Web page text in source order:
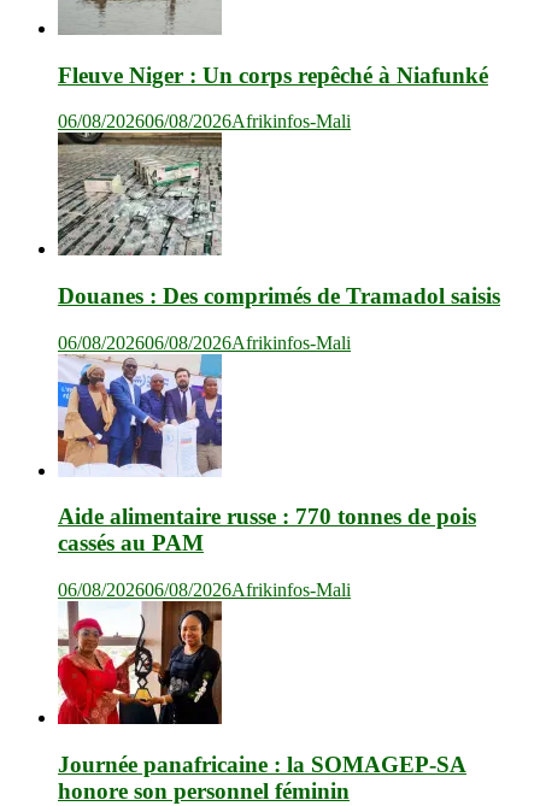
Fleuve Niger : Un corps repêché à Niafunké
06/08/202606/08/2026Afrikinfos-Mali
Douanes : Des comprimés de Tramadol saisis
06/08/202606/08/2026Afrikinfos-Mali
Aide alimentaire russe : 770 tonnes de pois
cassés au PAM
06/08/202606/08/2026Afrikinfos-Mali
Journée panafricaine : la SOMAGEP-SA
honore son personnel féminin